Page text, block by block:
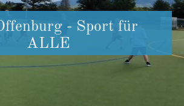
- Sport für
ALLE